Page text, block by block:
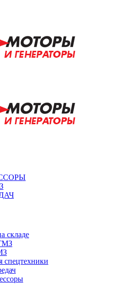
складе
спецтехники